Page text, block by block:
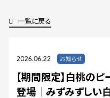
一覧に戻る
2026.06.22 お知らせ
【期間限定】白桃の
登場｜みずみずしい